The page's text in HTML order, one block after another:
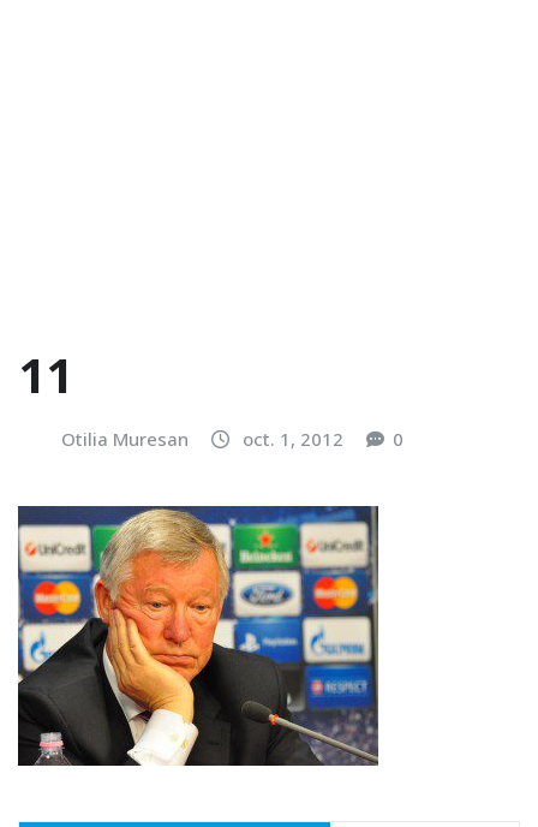
11
Otilia Muresan oct. 1, 2012 0